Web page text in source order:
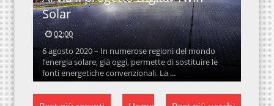
Solar
02:00
6 agosto 2020 – In numerose regioni del mondo
l’energia solare, già oggi, permette di sostituire le
fonti energetiche convenzionali. La ...